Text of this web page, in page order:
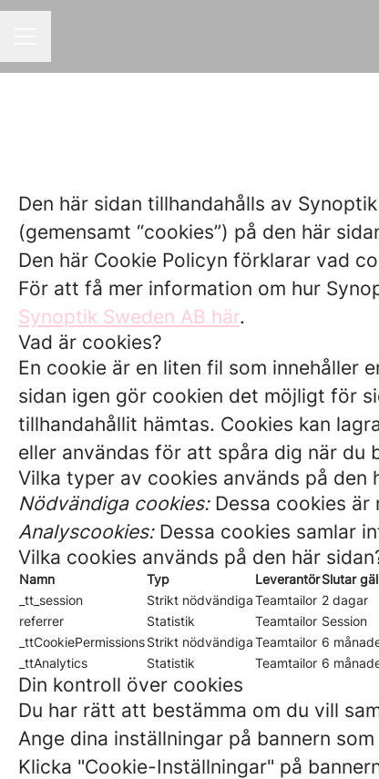
Den här sidan tillhandahålls av
(gemensamt “cookies”) på den här
Den här Cookie Policyn förklarar vad
För att få mer information om hur
Synoptik Sweden AB här.
Vad är cookies?
En cookie är en liten fil som innehåller
sidan igen gör cookien det möjligt för
tillhandahållit hämtas. Cookies kan
eller användas för att spåra dig när du
Vilka typer av cookies används på den
Nödvändiga cookies:Dessa cookies är
Analyscookies:Dessa cookies samlar
Vilka cookies används på den här
Namn Typ LeverantörSlutar
_tt_session
Strikt nödvändigaTeamtailor 2 dagar
referrer
Statistik Teamtailor Session
_ttCookiePermissionsStrikt nödvändigaTeamtailor 6
_ttAnalytics
Statistik Teamtailor 6
Din kontroll över cookies
Du har rätt att bestämma om du vill
Ange dina inställningar på bannern
Klicka "Cookie-Inställningar" på